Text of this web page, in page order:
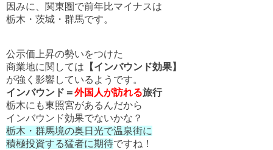
因みに、関東圏で前年比マイナスは
栃木・茨城・群馬です。
公示価上昇の勢いをつけた
商業地に関しては 【インバウンド効果】
が強く影響しているようです。
インバウンド＝外国人が訪れる旅行
栃木にも東照宮があるんだから
インバウンド効果でないかな？
栃木・群馬境の奥日光で温泉街に
積極投資する猛者に期待ですね！